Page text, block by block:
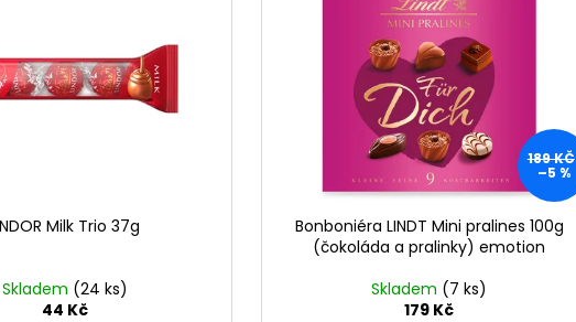
Milk Trio 37g
Skladem (24 ks)
44 Kč
189 KČ
–5 %
Bonboniéra LINDT Mini pralines 100g
(čokoláda a pralinky) emotion
Skladem (7 ks)
179 Kč